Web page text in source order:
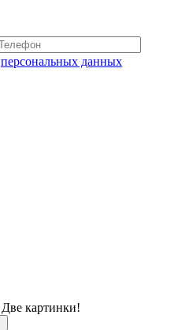
персональных данных
Две картинки!